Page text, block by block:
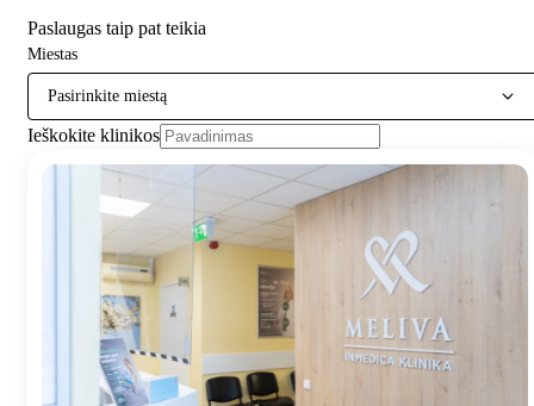
Paslaugas taip pat teikia
Miestas
Pasirinkite miestą
Ieškokite klinikos